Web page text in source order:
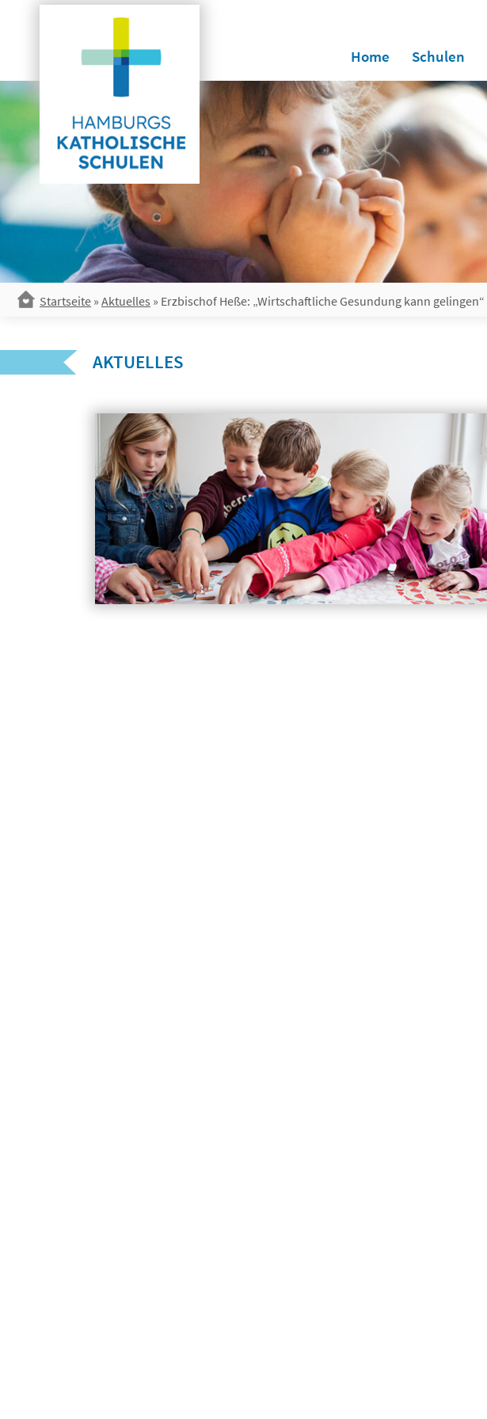
Home
Schulen
Startseite » Aktuelles » Erzbischof Heße: „Wirtschaftliche Gesundung kann gelingen“
AKTUELLES